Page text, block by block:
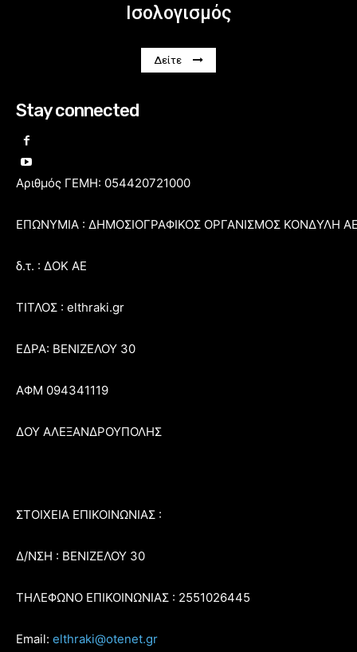
Ισολογισμός
Δείτε
Stay connected
Αριθμός ΓΕΜΗ: 054420721000
ΕΠΩΝΥΜΙΑ : ΔΗΜΟΣΙΟΓΡΑΦΙΚΟΣ ΟΡΓΑΝΙΣΜΟΣ ΚΟΝΔΥΛΗ
δ.τ. : ΔΟΚ ΑΕ
ΤΙΤΛΟΣ : elthraki.gr
ΕΔΡΑ: ΒΕΝΙΖΕΛΟΥ 30
ΑΦΜ 094341119
ΔΟΥ ΑΛΕΞΑΝΔΡΟΥΠΟΛΗΣ
ΣΤΟΙΧΕΙΑ ΕΠΙΚΟΙΝΩΝΙΑΣ :
Δ/ΝΣΗ : ΒΕΝΙΖΕΛΟΥ 30
ΤΗΛΕΦΩΝΟ ΕΠΙΚΟΙΝΩΝΙΑΣ : 2551026445
Email: elthraki@otenet.gr